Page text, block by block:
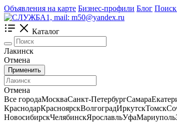
Объявления на карте Бизнес-профили Блог Поиск
Каталог
Лакинск
Отмена
Применить
Отмена
Все городаМоскваСанкт-ПетербургСамара
КраснодарКрасноярскВолгоградИркутскТомск
НовосибирскЧелябинскЯрославльУфаМариуполь